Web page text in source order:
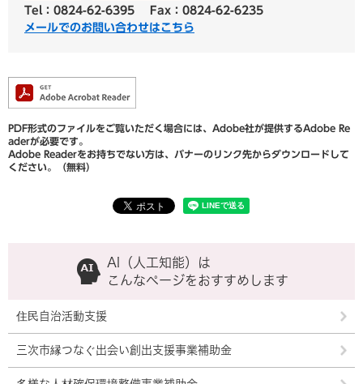
Tel：0824-62-6395
Fax：0824-62-6235
メールでのお問い合わせはこちら
PDF形式のファイルをご覧いただく場合には、Adobe社が提供するAdobe Re
aderが必要です。
Adobe Readerをお持ちでない方は、バナーのリンク先からダウンロードして
ください。（無料）
AI（人工知能）は
こんなページをおすすめします
住民自治活動支援
三次市縁つなぐ出会い創出支援事業補助金